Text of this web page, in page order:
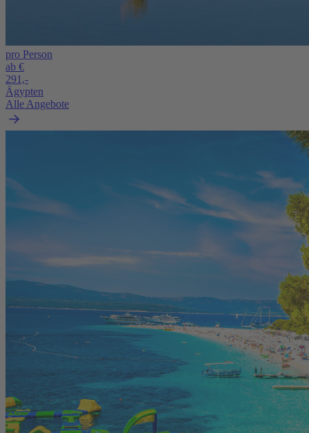
pro Person
ab €
291,-
Ägypten
Alle Angebote